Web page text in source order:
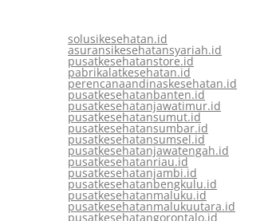
solusikesehatan.id
asuransikesehatansyariah.id
pusatkesehatanstore.id
pabrikalatkesehatan.id
perencanaandinaskesehatan.id
pusatkesehatanbanten.id
pusatkesehatanjawatimur.id
pusatkesehatansumut.id
pusatkesehatansumbar.id
pusatkesehatansumsel.id
pusatkesehatanjawatengah.id
pusatkesehatanriau.id
pusatkesehatanjambi.id
pusatkesehatanbengkulu.id
pusatkesehatanmaluku.id
pusatkesehatanmalukuutara.id
pusatkesehatangorontalo.id